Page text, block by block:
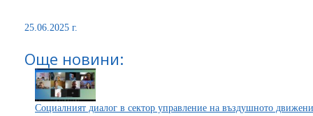
25.06.2025 г.
Още новини:
Социалният диалог в сектор управление на въздушното